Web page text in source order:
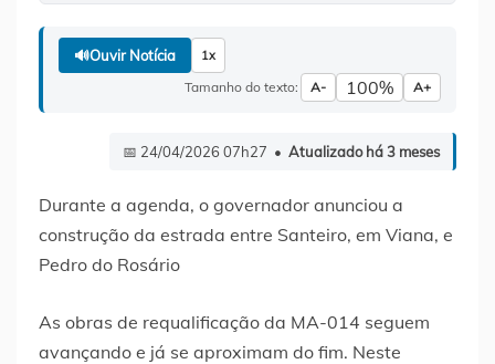
🔊Ouvir Notícia 1x
Tamanho do texto: A- 100% A+
📅 24/04/2026 07h27 • Atualizado há 3 meses
Durante a agenda, o governador anunciou a
construção da estrada entre Santeiro, em Viana, e
Pedro do Rosário
As obras de requalificação da MA-014 seguem
avançando e já se aproximam do fim. Neste